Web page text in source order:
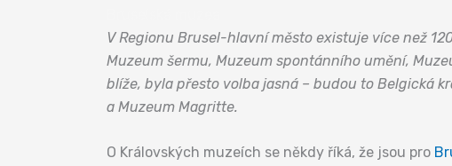
V Regionu Brusel-hlavní město existuje více než
Muzeum šermu, Muzeum spontánního umění,
blíže, byla přesto volba jasná – budou to Belgická
a Muzeum Magritte.
O Královských muzeích se někdy říká, že jsou pro